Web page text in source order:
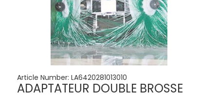
Article Number: LA6420281013010
ADAPTATEUR DOUBLE BROSSE